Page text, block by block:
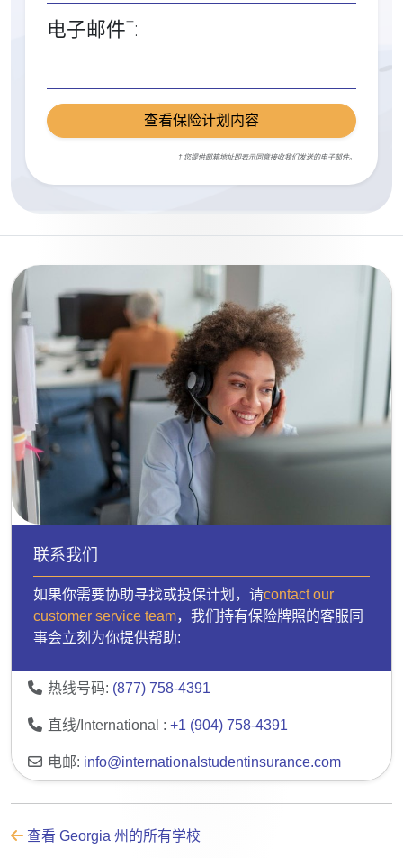
电子邮件†:
查看保险计划内容
† 您提供邮箱地址即表示同意接收我们发送的电子邮件。
联系我们
如果你需要协助寻找或投保计划，请contact our
customer service team，我们持有保险牌照的客服同
事会立刻为你提供帮助:
热线号码: (877) 758-4391
直线/International : +1 (904) 758-4391
电邮: info@internationalstudentinsurance.com
查看 Georgia 州的所有学校